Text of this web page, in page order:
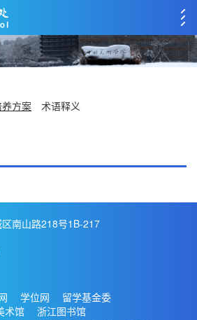
方案 术语释义
南山路218号1B-217
学位网
留学基金委
术馆
浙江图书馆